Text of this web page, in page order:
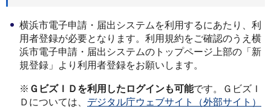
横浜市電子申請・届出システムを利用するにあたり、利
用者登録が必要となります。利用規約をご確認のうえ横
浜市電子申請・届出システムのトップページ上部の「新
規登録」より利用者登録をお願いします。
※ ＧビズＩＤを利用したログインも可能です。ＧビズＩ
Ｄについては、 デジタル庁ウェブサイト（外部サイト）